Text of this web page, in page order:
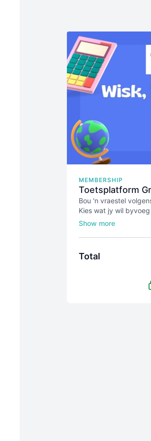
MEMBERSHIP
Toetsplatform
Bou 'n vraestel
Kies wat jy wil
handboek jou kind
Hierdie is 'n 3-
Total